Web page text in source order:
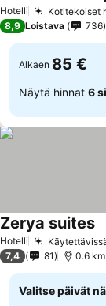
Hotelli Kotitekoiset
8,9 Loistava 736
Alkaen 85 €
Näytä hinnat 6
Hotelli
Zerya suites
7,4 81 0.6
Valitse päivät